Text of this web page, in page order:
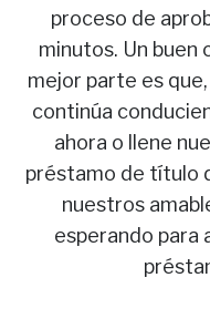
proceso de
minutos. Un buen
mejor parte es
continúa
ahora o llene
préstamo de título
nuestros
esperando para